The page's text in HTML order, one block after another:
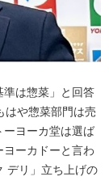
準は惣菜」と回答
はや惣菜部門は売
ーヨーカ堂は選ば
ーカドーと言わ
デリ」立ち上げの